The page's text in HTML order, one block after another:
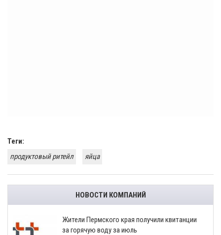
Теги:
продуктовый ритейл
яйца
НОВОСТИ КОМПАНИЙ
​Жители Пермского края получили квитанции
за горячую воду за июль